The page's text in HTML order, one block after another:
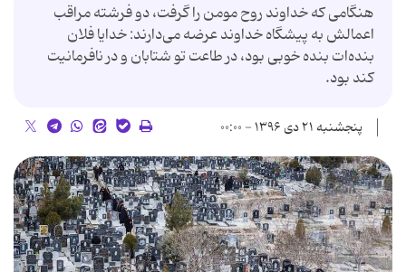
هنگامى كه خداوند روح مومن را گرفت، دو فرشته مراقب
اعمالش به پيشگاه خداوند عرضه مى‌دارند: خدايا فلان
بنده‌ات بنده خوبى بود، در طاعت تو شتابان و در نافرمانيت
كند بود.
پنجشنبه ۲۱ دی ۱۳۹۶ - ۰۰:۰۰